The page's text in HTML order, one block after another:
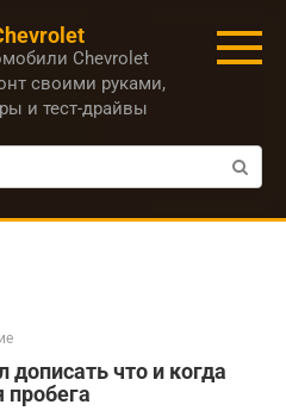
Chevrolet
своими руками,
и тест-драйвы
что и когда
пробега